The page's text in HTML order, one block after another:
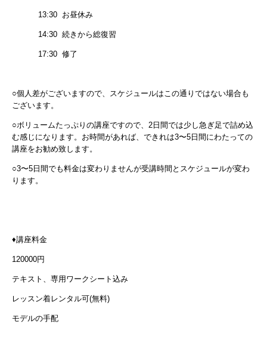
13:30 お昼休み
14:30 続きから総復習
17:30 修了
○個人差がございますので、スケジュールはこの通りではない場合も
ございます。
○ボリュームたっぷりの講座ですので、2日間では少し急ぎ足で詰め込
む感じになります。お時間があれば、できれは3〜5日間にわたっての
講座をお勧め致します。
○3〜5日間でも料金は変わりませんが受講時間とスケジュールが変わ
ります。
♦講座料金
120000円
テキスト、専用ワークシート込み
レッスン着レンタル可(無料)
モデルの手配